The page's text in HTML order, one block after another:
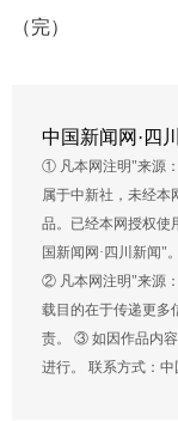
（完）
中国新闻网·四
① 凡本网注明"来源
属于中新社，未经本
品。已经本网授权使
国新闻网·四川新闻"
② 凡本网注明"来源
载目的在于传递更多
责。 ③ 如因作品内
进行。 联系方式：中